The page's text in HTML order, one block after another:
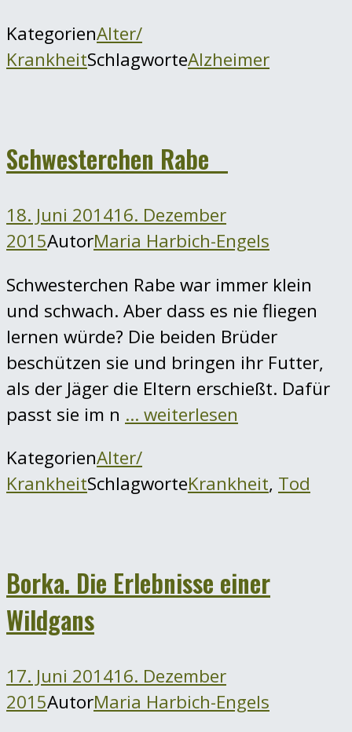
KategorienAlter/
KrankheitSchlagworteAlzheimer
Schwesterchen Rabe
18. Juni 201416. Dezember
2015AutorMaria Harbich-Engels
Schwesterchen Rabe war immer klein
und schwach. Aber dass es nie fliegen
lernen würde? Die beiden Brüder
beschützen sie und bringen ihr Futter,
als der Jäger die Eltern erschießt. Dafür
passt sie im n … weiterlesen
KategorienAlter/
KrankheitSchlagworteKrankheit, Tod
Borka. Die Erlebnisse einer
Wildgans
17. Juni 201416. Dezember
2015AutorMaria Harbich-Engels